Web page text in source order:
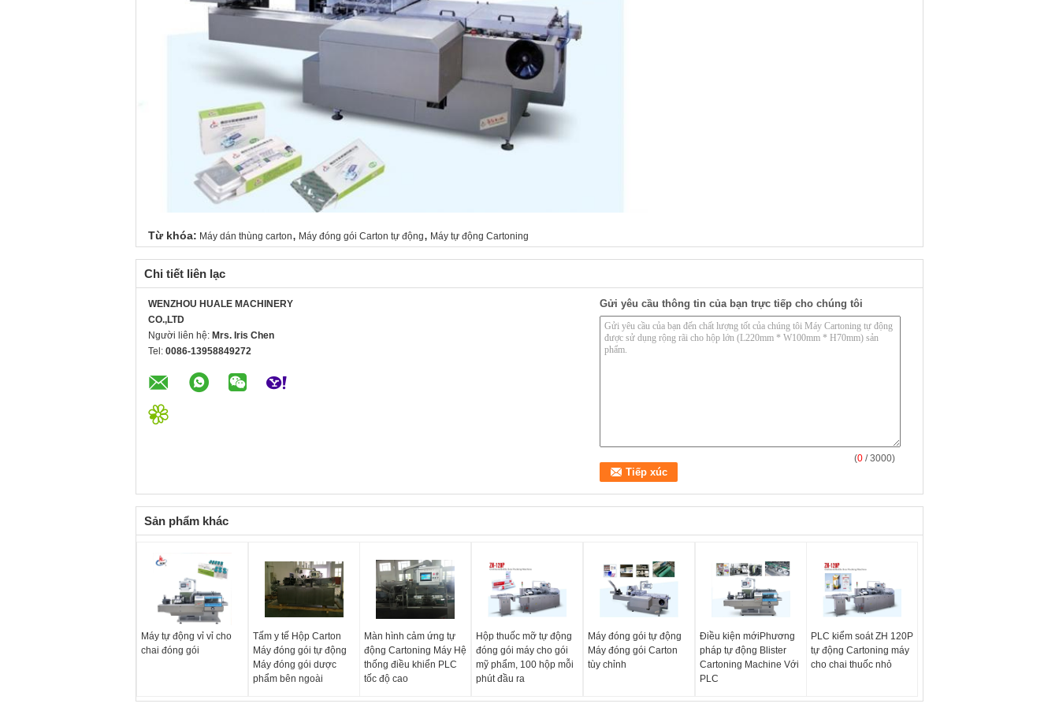
Từ khóa: Máy dán thùng carton, Máy đóng gói Carton tự động, Máy tự động Cartoning
Chi tiết liên lạc
WENZHOU HUALE MACHINERY
CO.,LTD
Người liên hệ: Mrs. Iris Chen
Tel: 0086-13958849272
Gửi yêu cầu thông tin của bạn trực tiếp cho chúng tôi
(0 / 3000)
Sản phẩm khác
Máy tự động vỉ vỉ cho
chai đóng gói
Tấm y tế Hộp Carton
Máy đóng gói tự động
Máy đóng gói dược
phẩm bên ngoài
Màn hình cảm ứng tự
động Cartoning Máy Hệ
thống điều khiển PLC
tốc độ cao
Hộp thuốc mỡ tự động
đóng gói máy cho gói
mỹ phẩm, 100 hộp mỗi
phút đầu ra
Máy đóng gói tự động
Máy đóng gói Carton
tùy chỉnh
Điều kiện mớiPhương
pháp tự động Blister
Cartoning Machine Với
PLC
PLC kiểm soát ZH 120P
tự động Cartoning máy
cho chai thuốc nhỏ